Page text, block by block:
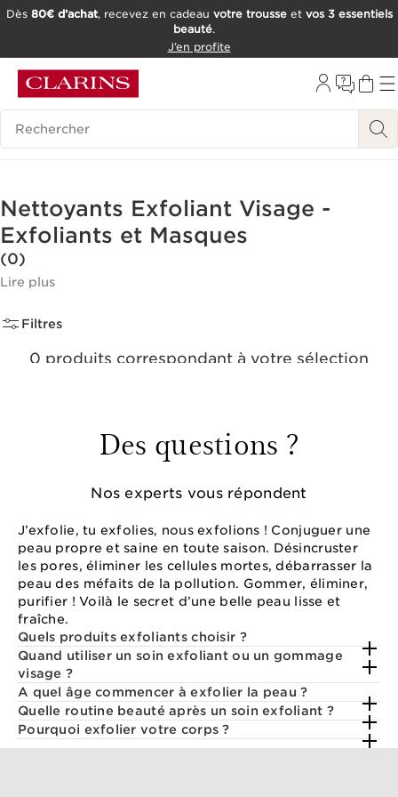
OUTIL D'ACCESSIBILITÉ
Dès 80€ d’achat, recevez en cadeau votre trousseet vos 3 essentiels
beauté.
J’en profite
Historique des recherches
Nettoyants Exfoliant Visage -
Exfoliants et Masques
(0)
Lire plus
Filtres
0 produits correspondant à votre sélection
Des questions ?
Nos experts vous répondent
J’exfolie, tu exfolies, nous exfolions ! Conjuguer une
peau propre et saine en toute saison. Désincruster
les pores, éliminer les cellules mortes, débarrasser la
peau des méfaits de la pollution. Gommer, éliminer,
purifier ! Voilà le secret d’une belle peau lisse et
fraîche.
Quels produits exfoliants choisir ?
Quand utiliser un soin exfoliant ou un gommage
visage ?
A quel âge commencer à exfolier la peau ?
Quelle routine beauté après un soin exfoliant ?
Pourquoi exfolier votre corps ?